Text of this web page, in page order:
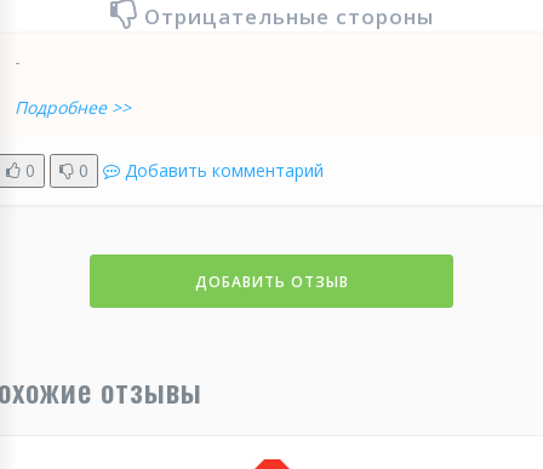
Отрицательные стороны
-
Подробнее >>
0 0 Добавить комментарий
ДОБАВИТЬ ОТЗЫВ
отзывы